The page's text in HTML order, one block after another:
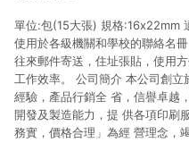
單位:包(15大張) 規格:16x22mm
使用於各級機關和學校的聯絡名
往來郵件寄送，住址張貼，使用
工作效率。 公司簡介 本公司創
經驗，產品行銷全 省，信譽卓越
開發及製造能力，提 供各項印刷
務實，價格合理」為經 營理念，